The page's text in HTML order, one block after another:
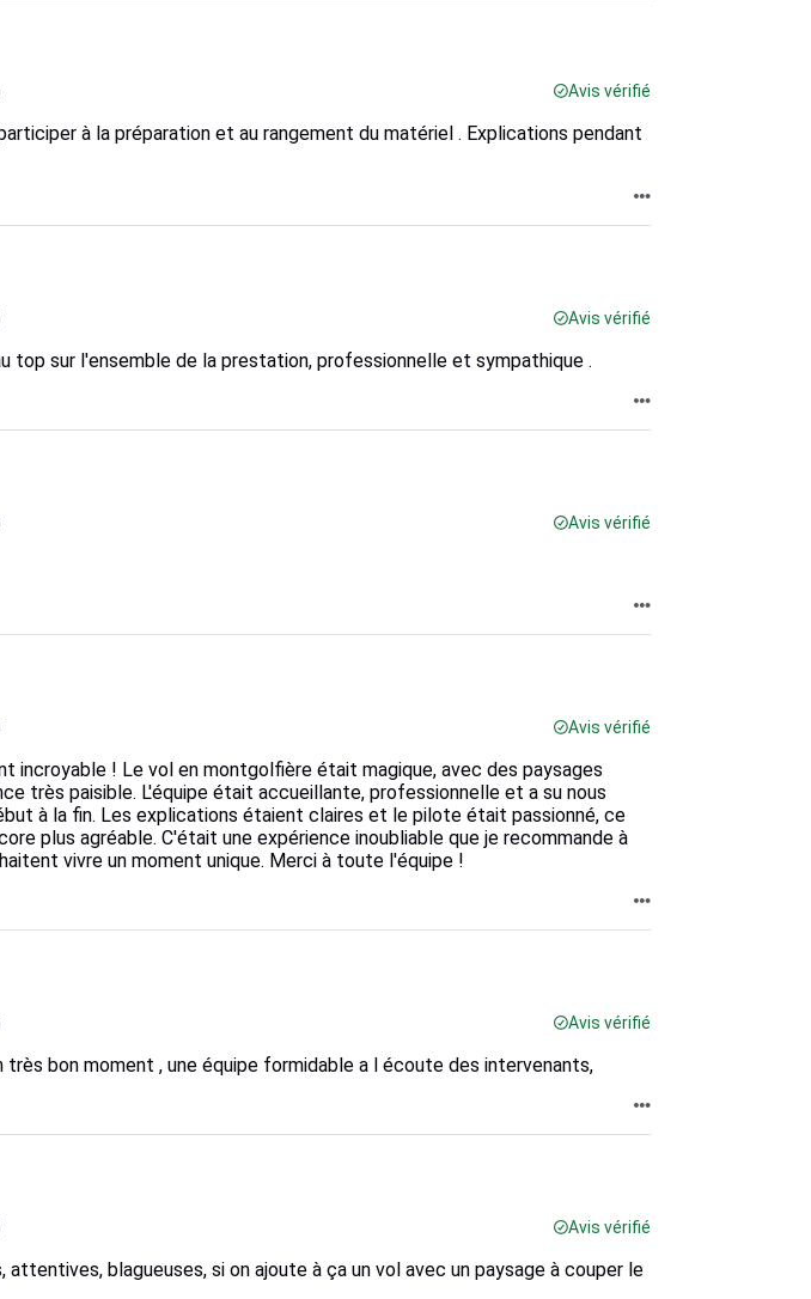
Avis vérifié
à la préparation et au rangement du matériel . Explications pendant
Avis vérifié
top sur l'ensemble de la prestation, professionnelle et sympathique .
Avis vérifié
Avis vérifié
incroyable ! Le vol en montgolfière était magique, avec des paysages
très paisible. L'équipe était accueillante, professionnelle et a su nous
à la fin. Les explications étaient claires et le pilote était passionné, ce
plus agréable. C'était une expérience inoubliable que je recommande à
vivre un moment unique. Merci à toute l'équipe !
Avis vérifié
très bon moment , une équipe formidable a l écoute des intervenants,
Avis vérifié
attentives, blagueuses, si on ajoute à ça un vol avec un paysage à couper le